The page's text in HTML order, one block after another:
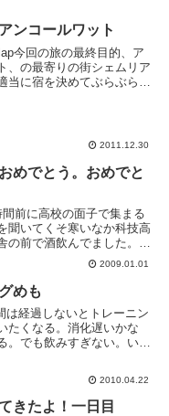
ンコールワット
今回の旅の最終目的、ア
、の最寄りの街シェムリア
当に宿を決めてぶらぶら。
2011.12.30
めでとう。おめでと
前に高校の面子で集まる
聞いてくそ寒いなか科技高
の前で酒飲んでました。卒
い人もいたしのう。そのま
ておみくじ引いてその辺の
ｇｄｇｄしてました。正月
2009.01.01
めも
は経過しないとトレーニン
たくなる。消化遅いかな
。でも飲みすぎない。いま
トとか書いてあるけど関係
2010.04.22
きたよ！一日目